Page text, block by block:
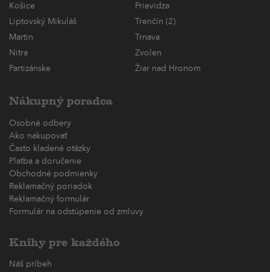
Košice
Prievidza
Liptovský Mikuláš
Trenčín (2)
Martin
Trnava
Nitra
Zvolen
Partizánske
Žiar nad Hronom
Nákupný poradca
Osobné odbery
Ako nakupovať
Často kladené otázky
Platba a doručenie
Obchodné podmienky
Reklamačný poriadok
Reklamačný formulár
Formulár na odstúpenie od zmluvy
Knihy pre každého
Náš príbeh